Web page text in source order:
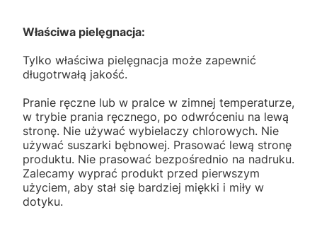
Właściwa pielęgnacja:
Tylko właściwa pielęgnacja może zapewnić
długotrwałą jakość.
Pranie ręczne lub w pralce w zimnej temperaturze,
w trybie prania ręcznego, po odwróceniu na lewą
stronę. Nie używać wybielaczy chlorowych. Nie
używać suszarki bębnowej. Prasować lewą stronę
produktu. Nie prasować bezpośrednio na nadruku.
Zalecamy wyprać produkt przed pierwszym
użyciem, aby stał się bardziej miękki i miły w
dotyku.